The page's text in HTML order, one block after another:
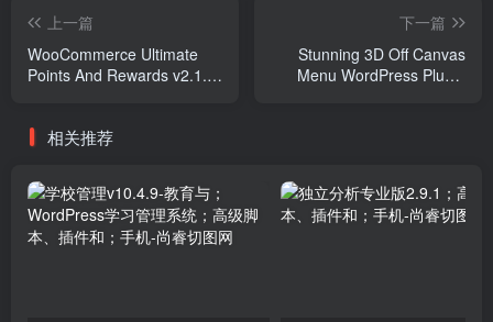
上一篇
WooCommerce Ultimate
Points And Rewards v2.1.0
下一篇
Stunning 3D Off Canvas
Menu WordPress Plugin
相关推荐